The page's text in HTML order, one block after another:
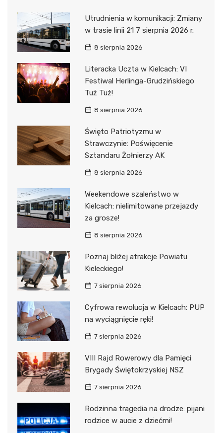
Utrudnienia w komunikacji: Zmiany
w trasie linii 21 7 sierpnia 2026 r.
8 sierpnia 2026
Literacka Uczta w Kielcach: VI
Festiwal Herlinga-Grudzińskiego
Tuż Tuż!
8 sierpnia 2026
Święto Patriotyzmu w
Strawczynie: Poświęcenie
Sztandaru Żołnierzy AK
8 sierpnia 2026
Weekendowe szaleństwo w
Kielcach: nielimitowane przejazdy
za grosze!
8 sierpnia 2026
Poznaj bliżej atrakcje Powiatu
Kieleckiego!
7 sierpnia 2026
Cyfrowa rewolucja w Kielcach: PUP
na wyciągnięcie ręki!
7 sierpnia 2026
VIII Rajd Rowerowy dla Pamięci
Brygady Świętokrzyskiej NSZ
7 sierpnia 2026
Rodzinna tragedia na drodze: pijani
rodzice w aucie z dziećmi!